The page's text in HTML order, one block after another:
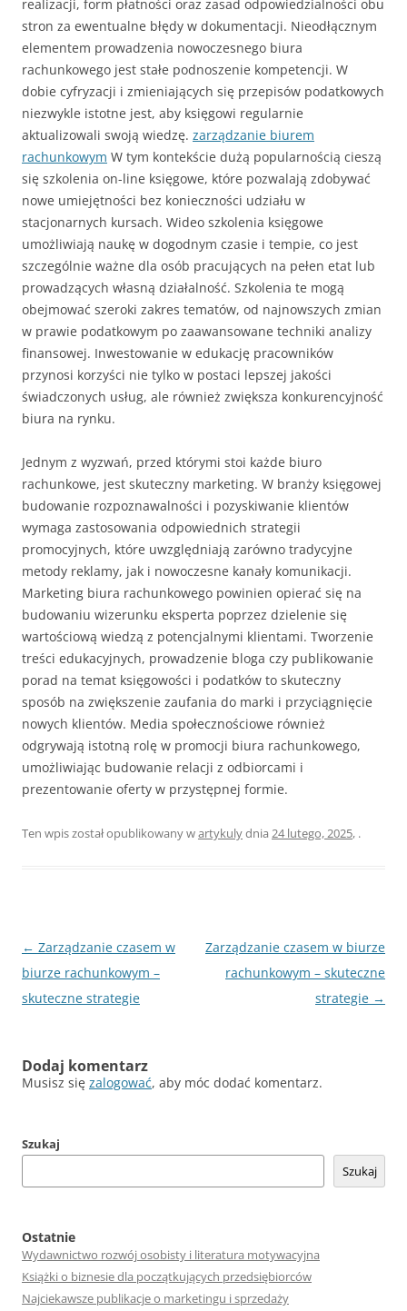
realizacji, form płatności oraz zasad odpowiedzialności obu
stron za ewentualne błędy w dokumentacji. Nieodłącznym
elementem prowadzenia nowoczesnego biura
rachunkowego jest stałe podnoszenie kompetencji. W
dobie cyfryzacji i zmieniających się przepisów podatkowych
niezwykle istotne jest, aby księgowi regularnie
aktualizowali swoją wiedzę. zarządzanie biurem
rachunkowym W tym kontekście dużą popularnością cieszą
się szkolenia on-line księgowe, które pozwalają zdobywać
nowe umiejętności bez konieczności udziału w
stacjonarnych kursach. Wideo szkolenia księgowe
umożliwiają naukę w dogodnym czasie i tempie, co jest
szczególnie ważne dla osób pracujących na pełen etat lub
prowadzących własną działalność. Szkolenia te mogą
obejmować szeroki zakres tematów, od najnowszych zmian
w prawie podatkowym po zaawansowane techniki analizy
finansowej. Inwestowanie w edukację pracowników
przynosi korzyści nie tylko w postaci lepszej jakości
świadczonych usług, ale również zwiększa konkurencyjność
biura na rynku.
Jednym z wyzwań, przed którymi stoi każde biuro
rachunkowe, jest skuteczny marketing. W branży księgowej
budowanie rozpoznawalności i pozyskiwanie klientów
wymaga zastosowania odpowiednich strategii
promocyjnych, które uwzględniają zarówno tradycyjne
metody reklamy, jak i nowoczesne kanały komunikacji.
Marketing biura rachunkowego powinien opierać się na
budowaniu wizerunku eksperta poprzez dzielenie się
wartościową wiedzą z potencjalnymi klientami. Tworzenie
treści edukacyjnych, prowadzenie bloga czy publikowanie
porad na temat księgowości i podatków to skuteczny
sposób na zwiększenie zaufania do marki i przyciągnięcie
nowych klientów. Media społecznościowe również
odgrywają istotną rolę w promocji biura rachunkowego,
umożliwiając budowanie relacji z odbiorcami i
prezentowanie oferty w przystępnej formie.
Ten wpis został opublikowany wartykulydnia 24 lutego, 2025, .
Nawigacja
wpisu
← Zarządzanie czasem w
biurze rachunkowym –
skuteczne strategie
Zarządzanie czasem w biurze
rachunkowym – skuteczne
strategie →
Dodaj komentarz
Musisz się zalogować, aby móc dodać komentarz.
Szukaj
Szukaj
Ostatnie
Wydawnictwo rozwój osobisty i literatura motywacyjna
Książki o biznesie dla początkujących przedsiębiorców
Najciekawsze publikacje o marketingu i sprzedaży